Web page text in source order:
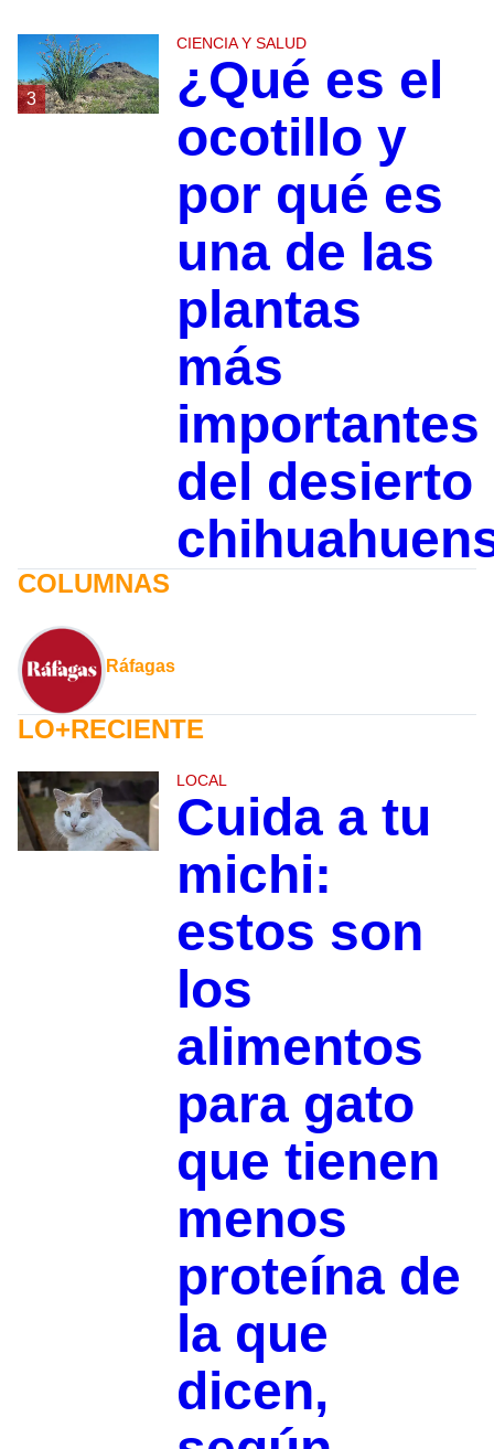
3
CIENCIA Y SALUD
¿Qué es el
ocotillo y
por qué es
una de las
plantas
más
importantes
del desierto
COLUMNAS
Ráfagas
LO+RECIENTE
LOCAL
Cuida a tu
michi:
estos son
los
alimentos
para gato
que tienen
menos
proteína de
la que
dicen,